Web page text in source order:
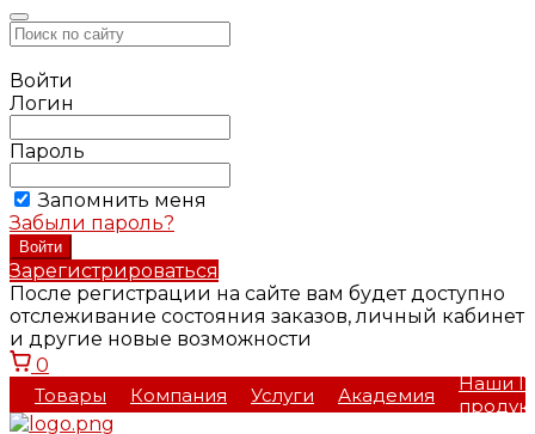
Войти
Логин
Пароль
Запомнить меня
Забыли пароль?
Зарегистрироваться
После регистрации на сайте вам будет доступно
отслеживание состояния заказов, личный кабинет
и другие новые возможности
0
Товары
Компания Услуги Академия
Наши